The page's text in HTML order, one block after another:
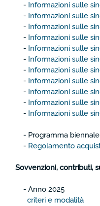
- Informazioni sulle
- Informazioni sulle
- Informazioni sulle
- Informazioni sulle
- Informazioni sulle
- Informazioni sulle
- Informazioni sulle
- Informazioni sulle
- Informazioni sulle
- Informazioni sulle
- Informazioni sulle
- Programma biennale
- Regolamento
Sovvenzioni, contributi,
- Anno 2025
criteri e modalità